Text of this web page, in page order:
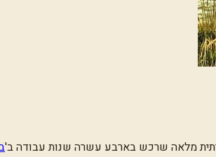
מלאה שרכש בארבע עשרה שנות עבודה ב'